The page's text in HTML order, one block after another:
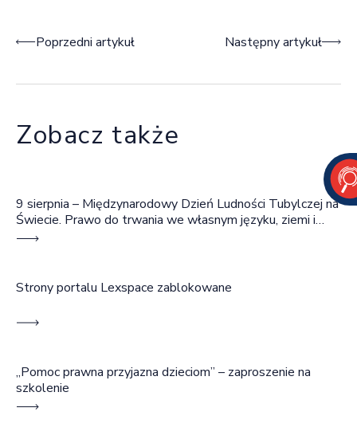
Nawigacja wpisu
Poprzedni artykuł Następny artykuł
Zobacz także
9 sierpnia – Międzynarodowy Dzień Ludności Tubylczej na
Świecie. Prawo do trwania we własnym języku, ziemi i
wspólnocie
Strony portalu Lexspace zablokowane
„Pomoc prawna przyjazna dzieciom” – zaproszenie na
szkolenie